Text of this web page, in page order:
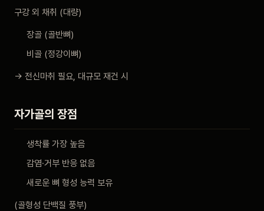
구강 외 채취 (대량)
장골 (골반뼈)
비골 (정강이뼈)
→ 전신마취 필요, 대규모 재건 시
자가골의 장점
생착률 가장 높음
감염·거부 반응 없음
새로운 뼈 형성 능력 보유
(골형성 단백질 풍부)